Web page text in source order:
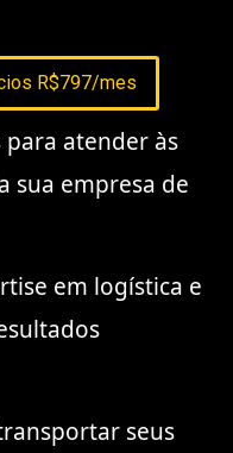
R$797/mes
para atender às
sua empresa de
em logística e
seus